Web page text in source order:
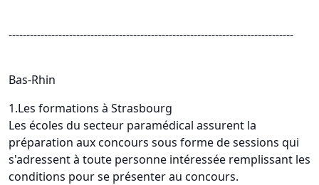
--------------------------------------------------------------------------------
Bas-Rhin
1.Les formations à Strasbourg
Les écoles du secteur paramédical assurent la
préparation aux concours sous forme de sessions qui
s'adressent à toute personne intéressée remplissant les
conditions pour se présenter au concours.